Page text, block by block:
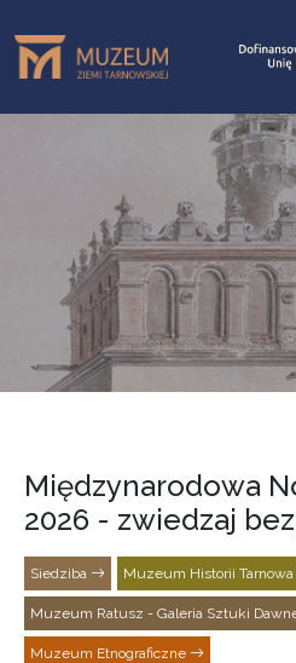
Międzynarodowa
2026 - zwiedzaj
Siedziba Muzeum Historii
Muzeum Ratusz - Galeria Sztuki
Muzeum Etnograficzne